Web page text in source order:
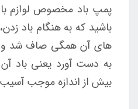
پمپ باد مخصوص لوازم
باشید که به هنگام باد
های آن همگی صاف شد و
به دست آورد یعنی باد
بیش از اندازه موجب